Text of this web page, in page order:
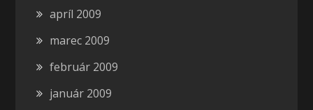
apríl 2009
marec 2009
február 2009
január 2009